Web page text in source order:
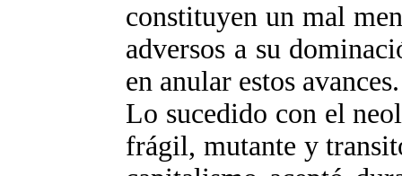
constituyen un mal
adversos a su
en anular estos avances.
Lo sucedido con el
frágil, mutante y